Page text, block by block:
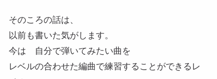
そのころの話は、
以前も書いた気がします。
今は 自分で弾いてみたい曲を
レベルの合わせた編曲で練習することができるレ